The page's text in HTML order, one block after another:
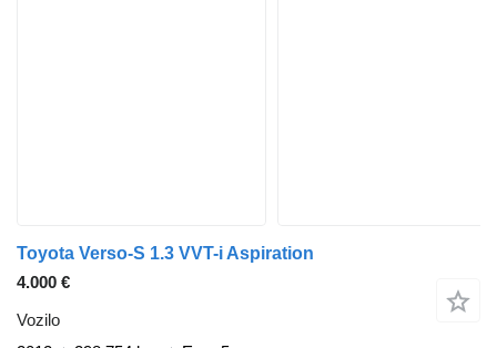
Toyota Verso-S 1.3 VVT-i Aspiration
4.000 €
Vozilo